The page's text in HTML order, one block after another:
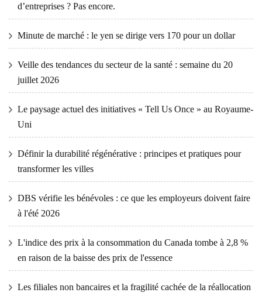
d’entreprises ? Pas encore.
Minute de marché : le yen se dirige vers 170 pour un dollar
Veille des tendances du secteur de la santé : semaine du 20
juillet 2026
Le paysage actuel des initiatives « Tell Us Once » au Royaume-
Uni
Définir la durabilité régénérative : principes et pratiques pour
transformer les villes
DBS vérifie les bénévoles : ce que les employeurs doivent faire
à l'été 2026
L'indice des prix à la consommation du Canada tombe à 2,8 %
en raison de la baisse des prix de l'essence
Les filiales non bancaires et la fragilité cachée de la réallocation